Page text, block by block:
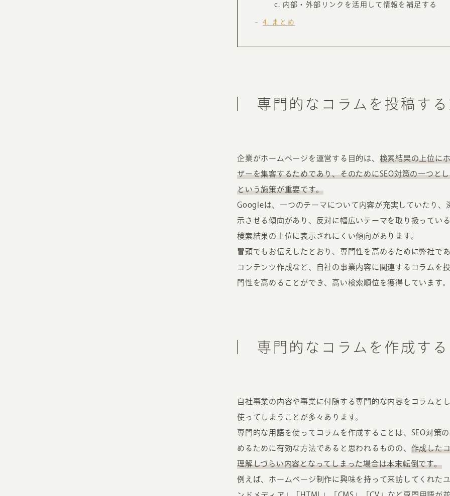
内部・外部リンクを活用して情報を補足する
4 まとめ
専門的なコラムを投稿す
企業がホームページを運営する目的は、 検索結果の上位に
ザーを集客するためであり、そのためにSEO対策の一つと
という施策が重要です。
Googleは、一つのテーマについて内容が充実していたり、
示させる傾向があり、反対に幅広いテーマを取り扱ってい
検索結果の上位に表示されにくい傾向があります。
冒頭でもお伝えしたとおり、専門性を高めるために弊社で
コンテンツ作成など、自社の事業内容に関連するコラムを
門性を高めることができ、高い検索順位を獲得しています。
専門的なコラムを作成す
自社事業の内容や事業に付随する専門的な内容をコラムと
使ってしまうことが多々あります。
専門的な用語を使ってコラムを作成することは、SEO対策
めるために有効な方法であると思われるものの、 作成した
理解しづらい内容となってしまった場合は本末転倒です。
例えば、ホームページ制作に興味を持って来訪してくれた